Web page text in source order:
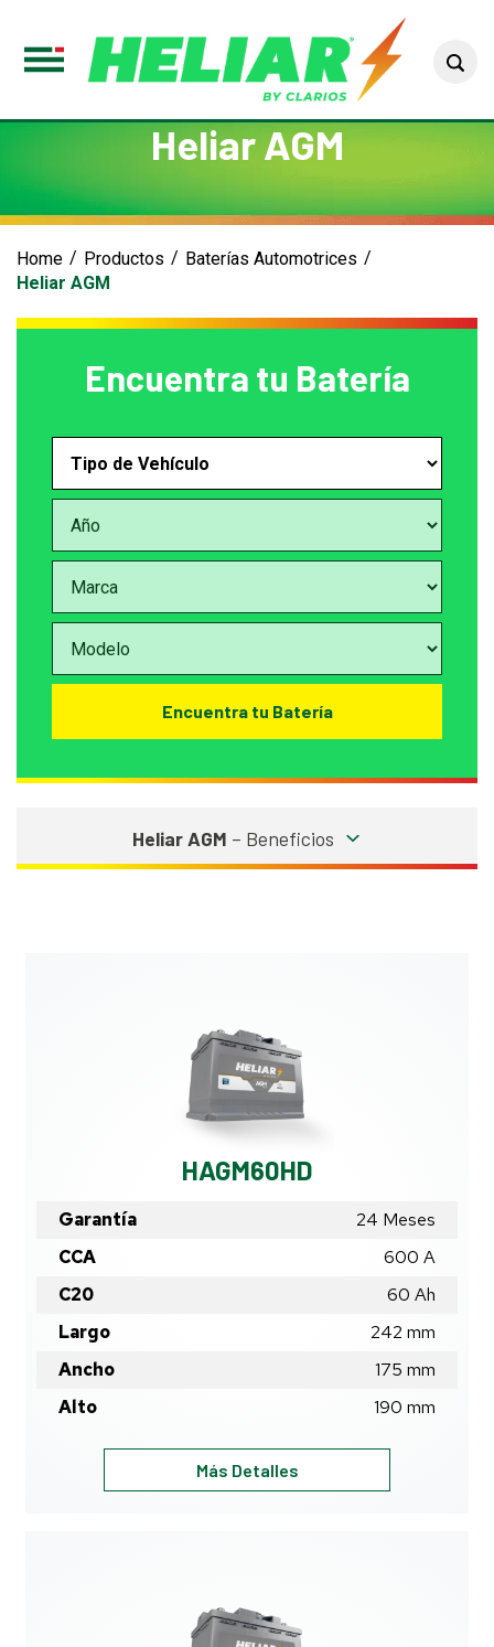
Toggle
Heliar AGM
Home Productos
Baterías Automotrices
Heliar AGM
Encuentra tu Batería
Encuentra tu Batería
Heliar AGM – Beneficios
HAGM60HD
Garantía
24 Meses
CCA
600 A
C20
60 Ah
Largo
242 mm
Ancho
175 mm
Alto
190 mm
Más DetallesHAGM60HD